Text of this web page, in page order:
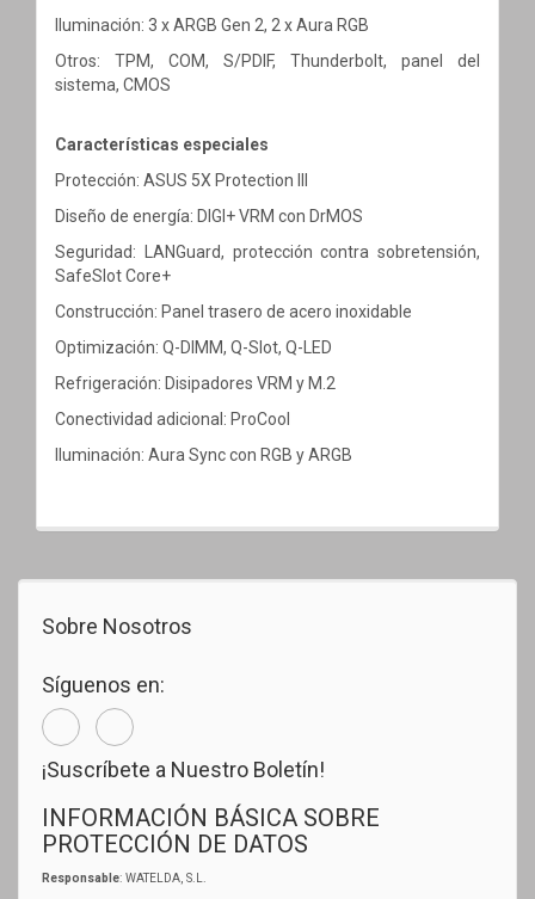
Iluminación: 3 x ARGB Gen 2, 2 x Aura RGB
Otros: TPM, COM, S/PDIF, Thunderbolt, panel del
sistema, CMOS
Características especiales
Protección: ASUS 5X Protection III
Diseño de energía: DIGI+ VRM con DrMOS
Seguridad: LANGuard, protección contra sobretensión,
SafeSlot Core+
Construcción: Panel trasero de acero inoxidable
Optimización: Q-DIMM, Q-Slot, Q-LED
Refrigeración: Disipadores VRM y M.2
Conectividad adicional: ProCool
Iluminación: Aura Sync con RGB y ARGB
Sobre Nosotros
Síguenos en:
¡Suscríbete a Nuestro Boletín!
INFORMACIÓN BÁSICA SOBRE
PROTECCIÓN DE DATOS
Responsable: WATELDA, S.L.